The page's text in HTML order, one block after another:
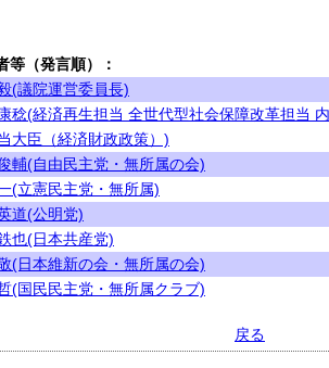
等（発言順）：
(議院運営委員長)
稔(経済再生担当 全世代型社会保障改革担当
大臣（経済財政政策）)
輔(自由民主党・無所属の会)
(立憲民主党・無所属)
道(公明党)
也(日本共産党)
(日本維新の会・無所属の会)
(国民民主党・無所属クラブ)
戻る